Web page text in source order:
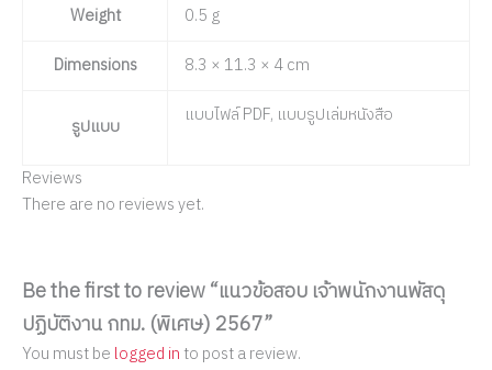
Weight
0.5 g
Dimensions
8.3 × 11.3 × 4 cm
รูปแบบ แบบไฟล์ PDF, แบบรูปเล่มหนังสือ
Reviews
There are no reviews yet.
Be the first to review “แนวข้อสอบ เจ้าพนักงานพัสดุ
ปฏิบัติงาน กทม. (พิเศษ) 2567”
You must be logged in to post a review.